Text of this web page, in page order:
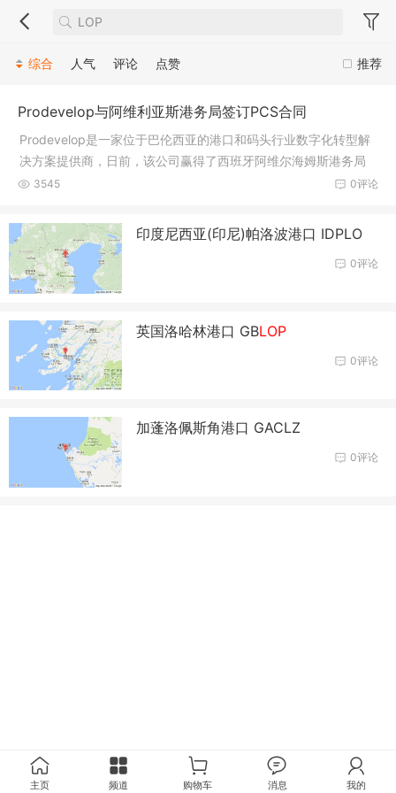
推荐
综合 人气 评论 点赞
Prodevelop与阿维利亚斯港务局签订PCS合同
Prodevelop是一家位于巴伦西亚的港口和码头行业数字化转型解
决方案提供商，日前，该公司赢得了西班牙阿维尔海姆斯港务局
港口社区系统(PCS)开发和维护的招标
0评论
3545
印度尼西亚(印尼)帕洛波港口 IDPLO
0评论
英国洛哈林港口 GBLOP
0评论
加蓬洛佩斯角港口 GACLZ
0评论
主页 频道 购物车 消息 我的